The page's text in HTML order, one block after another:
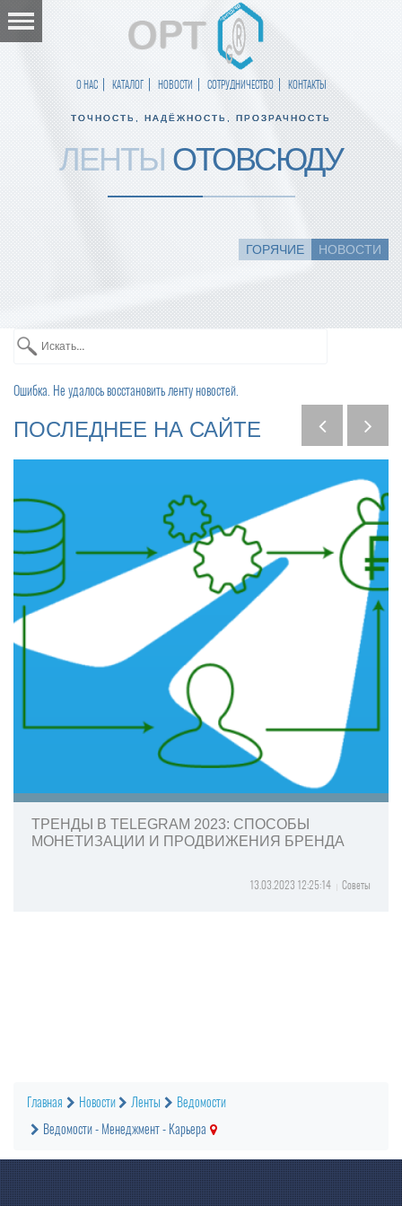
О НАС КАТАЛОГ НОВОСТИ СОТРУДНИЧЕСТВО КОНТАКТЫ
ТОЧНОСТЬ, НАДЁЖНОСТЬ, ПРОЗРАЧНОСТЬ
ЛЕНТЫ ОТОВСЮДУ
ГОРЯЧИЕ НОВОСТИ
Ошибка. Не удалось восстановить ленту новостей.
ПОСЛЕДНЕЕ НА САЙТЕ
ТРЕНДЫ В TELEGRAM 2023: СПОСОБЫ
МОНЕТИЗАЦИИ И ПРОДВИЖЕНИЯ БРЕНДА
13.03.2023 12:25:14 Советы
Главная Новости Ленты
Ведомости
Ведомости - Менеджмент - Карьера